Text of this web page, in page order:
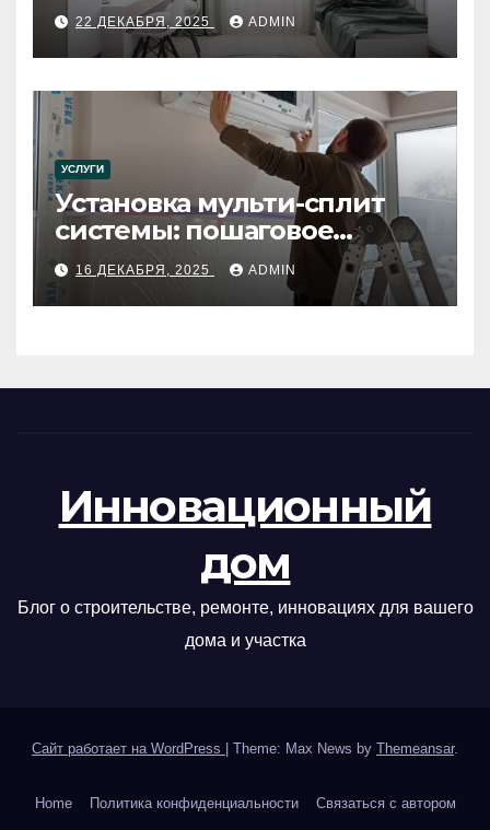
22 ДЕКАБРЯ, 2025 ADMIN
УСЛУГИ
Установка мульти-сплит
системы: пошаговое
руководство
16 ДЕКАБРЯ, 2025 ADMIN
Инновационный
дом
Блог о строительстве, ремонте, инновациях для вашего
дома и участка
Сайт работает на WordPress Theme: Max News by Themeansar.
Home Политика конфиденциальности Связаться с автором